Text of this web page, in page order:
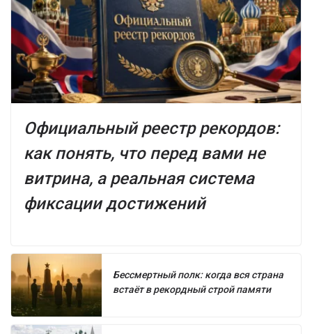
Официальный реестр рекордов:
как понять, что перед вами не
витрина, а реальная система
фиксации достижений
Бессмертный полк: когда вся страна
встаёт в рекордный строй памяти